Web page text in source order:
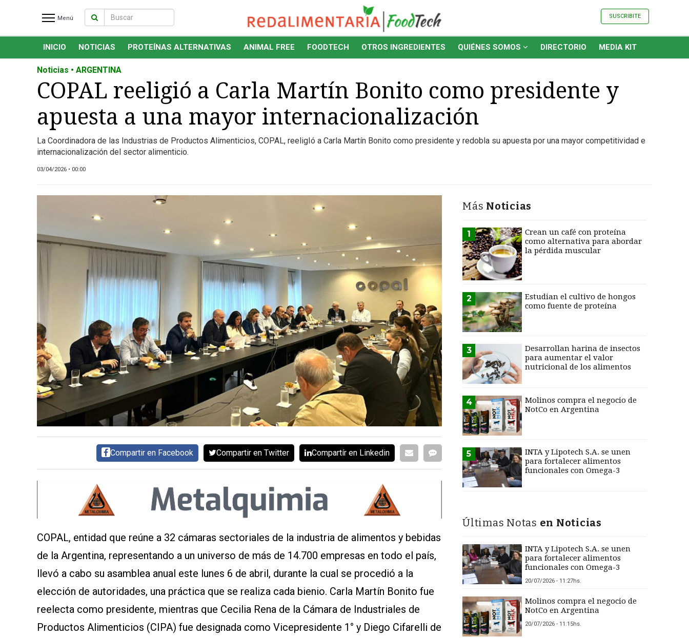
NOTICIAS RECIENTES
NOTICIAS
PROTEÍNAS ALTERNATIVAS
ANIMAL FREE
FOODTECH
OTROS INGREDIENTES
MARKETPLACE
SERVICIOS
CONTÁCTENOS
TÉRMINOS
CONDICIONES
POLÍTICAS
Menú SUSCRIBITE
INICIO NOTICIAS PROTEÍNAS ALTERNATIVAS ANIMAL FREE FOODTECH OTROS INGREDIENTES QUIÉNES SOMOS DIRECTORIO MEDIA KIT
Noticias • ARGENTINA
COPAL reeligió a Carla Martín Bonito como presidente y
apuesta a una mayor internacionalización
La Coordinadora de las Industrias de Productos Alimenticios, COPAL, reeligIó a Carla Martín Bonito como presidente y redobla su apuesta por una mayor competitividad e
internacionalización del sector alimenticio.
03/04/2026 • 00:00
Compartir en Facebook Compartir en Twitter Compartír en Linkedin
COPAL, entidad que reúne a 32 cámaras sectoriales de la industria de alimentos y bebidas
de la Argentina, representando a un universo de más de 14.700 empresas en todo el país,
llevó a cabo su asamblea anual este lunes 6 de abril, durante la cual se procedió a la
elección de autoridades, una práctica que se realiza cada bienio. Carla Martín Bonito fue
reelecta como presidente, mientras que Cecilia Rena de la Cámara de Industriales de
Productos Alimenticios (CIPA) fue designada como Vicepresidente 1° y Diego Cifarelli de
Más Noticias
1
Crean un café con proteína
como alternativa para abordar
la pérdida muscular
2
Estudian el cultivo de hongos
como fuente de proteína
3
Desarrollan harina de insectos
para aumentar el valor
nutricional de los alimentos
4
Molinos compra el negocio de
NotCo en Argentina
5
INTA y Lipotech S.A. se unen
para fortalecer alimentos
funcionales con Omega-3
Últimas Notas en Noticias
INTA y Lipotech S.A. se unen
para fortalecer alimentos
funcionales con Omega-3
20/07/2026 - 11:27hs.
Molinos compra el negocio de
NotCo en Argentina
20/07/2026 - 11:15hs.